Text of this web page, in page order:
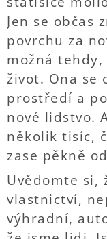
Jen se občas
povrchu za
možná
život. Ona se
prostředí a
nové lidstvo.
několik tisíc,
zase pěkně
Uvědomte si,
vlastnictví,
výhradní,